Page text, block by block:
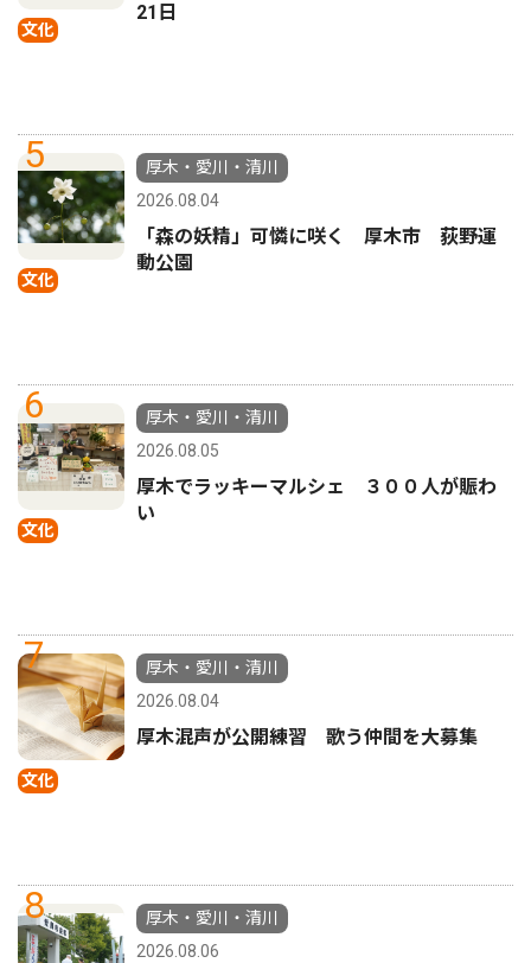
文化
21日
5
文化
厚木・愛川・清川
2026.08.04
「森の妖精」可憐に咲く 厚木市 荻野運
動公園
6
文化
厚木・愛川・清川
2026.08.05
厚木でラッキーマルシェ ３００人が賑わ
い
7
文化
厚木・愛川・清川
2026.08.04
厚木混声が公開練習 歌う仲間を大募集
8
厚木・愛川・清川
2026.08.06